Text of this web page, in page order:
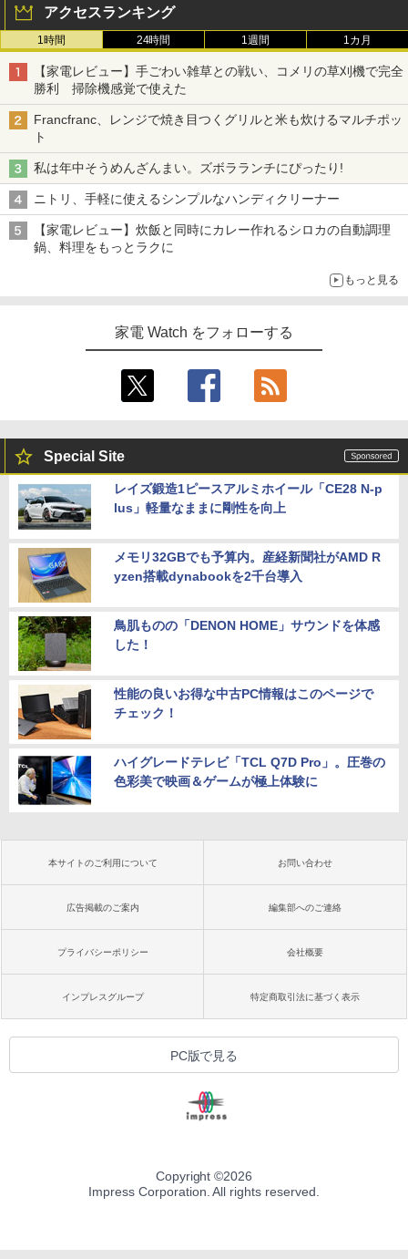
アクセスランキング
1時間 24時間 1週間 1カ月
【家電レビュー】手ごわい雑草との戦い、コメリの草刈機で完全
勝利 掃除機感覚で使えた
Francfranc、レンジで焼き目つくグリルと米も炊けるマルチポッ
ト
私は年中そうめんざんまい。ズボラランチにぴったり!
ニトリ、手軽に使えるシンプルなハンディクリーナー
【家電レビュー】炊飯と同時にカレー作れるシロカの自動調理
鍋、料理をもっとラクに
もっと見る
家電 Watch をフォローする
Special Site
レイズ鍛造1ピースアルミホイール「CE28 N-p
lus」軽量なままに剛性を向上
メモリ32GBでも予算内。産経新聞社がAMD R
yzen搭載dynabookを2千台導入
鳥肌ものの「DENON HOME」サウンドを体感
した！
性能の良いお得な中古PC情報はこのページで
チェック！
ハイグレードテレビ「TCL Q7D Pro」。圧巻の
色彩美で映画＆ゲームが極上体験に
本サイトのご利用について お問い合わせ
広告掲載のご案内 編集部へのご連絡
プライバシーポリシー 会社概要
インプレスグループ 特定商取引法に基づく表示
PC版で見る
Copyright ©2026
Impress Corporation. All rights reserved.